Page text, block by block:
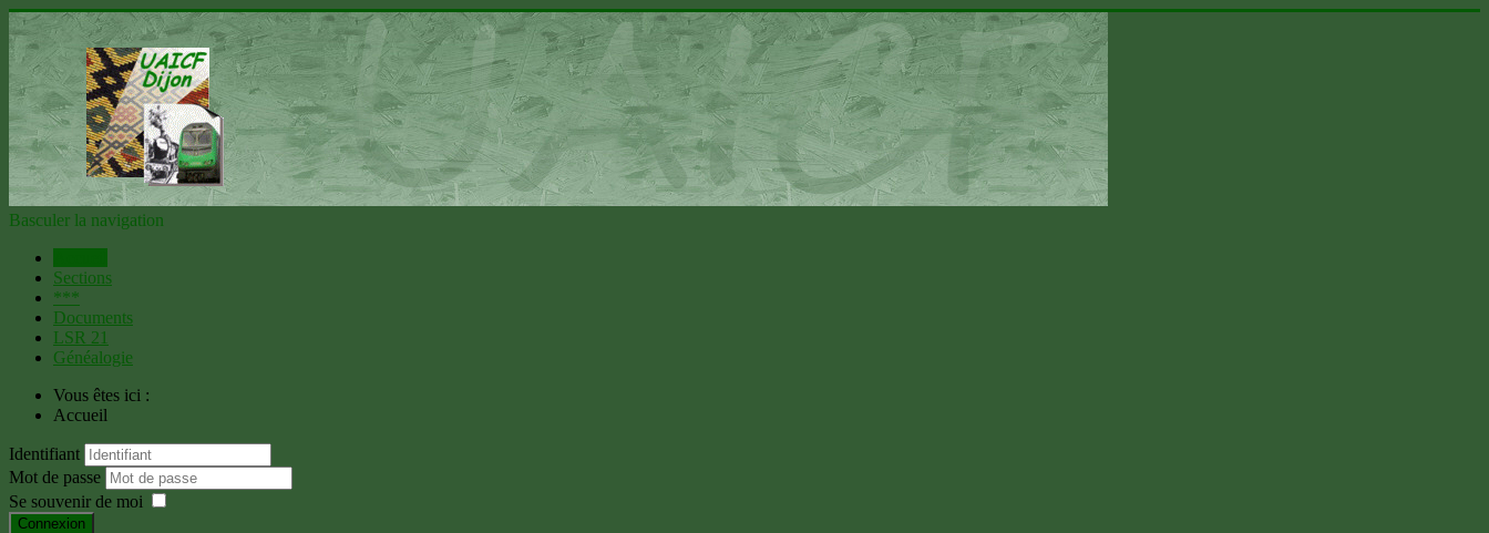
Basculer la navigation
Sections
***
Documents
LSR 21
Généalogie
Vous êtes ici :
Accueil
Identifiant
Mot de passe
Se souvenir de moi
Connexion